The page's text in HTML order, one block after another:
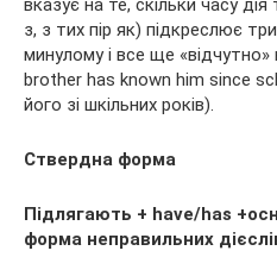
вказує на те, скільки часу
з, з тих пір як) підкреслює
минулому і все ще
brother has known him since
його зі шкільних років).
Ствердна форма
Підлягають + have/has
форма неправильних